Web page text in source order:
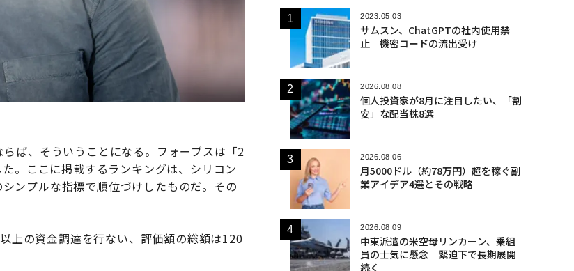
らば、そういうことになる。フォーブスは「2
。ここに掲載するランキングは、シリコン
ンプルな指標で順位づけしたものだ。その
上の資金調達を行ない、評価額の総額は120
2023.05.03
サムスン、ChatGPTの社内使用禁
止 機密コードの流出受け
2026.08.08
個人投資家が8月に注目したい、「割
安」な配当株8選
2026.08.06
月5000ドル（約78万円）超を稼ぐ副
業アイデア4選とその戦略
2026.08.09
中東派遣の米空母リンカーン、乗組
員の士気に懸念 緊迫下で長期展開
続く